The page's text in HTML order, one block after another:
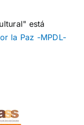
está
la Paz -MPDL-